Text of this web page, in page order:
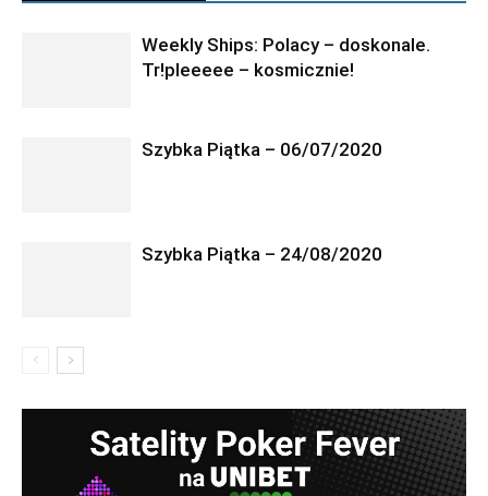
Weekly Ships: Polacy – doskonale.
Tr!pleeeee – kosmicznie!
Szybka Piątka – 06/07/2020
Szybka Piątka – 24/08/2020